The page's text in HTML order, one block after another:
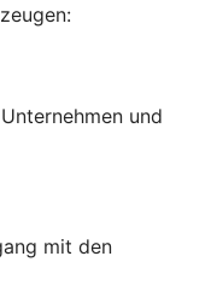
und
mit den